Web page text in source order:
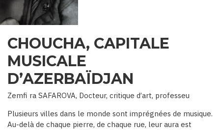
CHOUCHA, CAPITALE
MUSICALE
D’AZERBAÏDJAN
Zemfi ra SAFAROVA, Docteur, critique d’art, professeu
Plusieurs villes dans le monde sont imprégnées de musique.
Au-delà de chaque pierre, de chaque rue, leur aura est